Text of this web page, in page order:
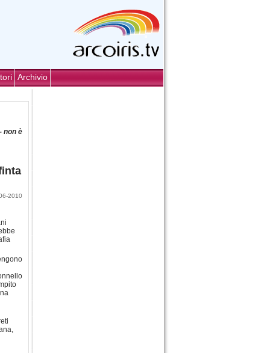
Archivio
non è
2010